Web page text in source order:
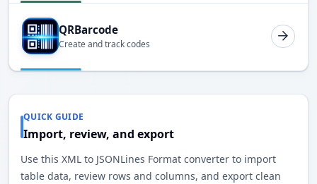
QRBarcode
Create and track codes
QUICK GUIDE
Import, review, and export
Use this XML to JSONLines Format converter to import
table data, review rows and columns, and export clean